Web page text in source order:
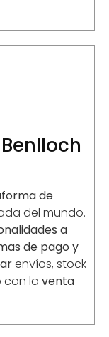
de
del mundo.
a
de pago y
envíos, stock
con la venta